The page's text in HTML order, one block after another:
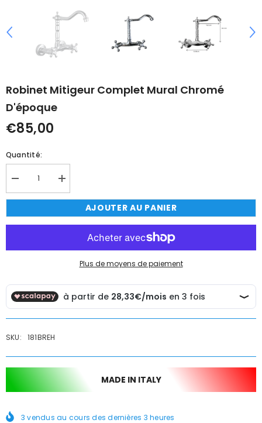
Robinet Mitigeur Complet Mural Chromé
D'époque
€85,00
Quantité:
Réduire
la
quantité
Robinet
mitigeur
chromé
Augmenter
la
quantité
Robinet
mitigeur
chromé
d&#39;époque
AJOUTER AU PANIER
Plus de moyens de paiement
SKU: 181BREH
MADE IN ITALY
3 vendus au cours des dernières 3 heures